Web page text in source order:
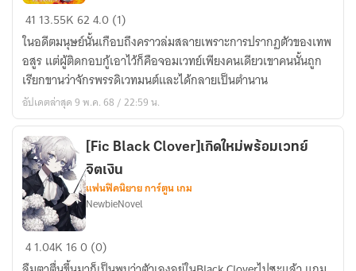
แอนตี้
คุง
(น่า
จะ
หยุด
แบบ
ไม่มี
กำ
หน
ดล่ะมั้ง?)
kamen
rider
wizard
x
black
clover
41 13.55K624.0 (1)
ในอดีตมนุษย์นั้นเกือบถึงคราวล่มสลายเพราะการปรากฏตัวของเทพ
อสูร แต่ผู้ติดกอบกู้เอาไว้ก็คือจอมเวทย์เพียงคนเดียวเขาคนนั้นถูก
เรียกขานว่าจักรพรรดิเวทมนต์และได้กลายเป็นตำนาน
อัปเดตล่าสุด 9 พ.ค. 68 / 22:59 น.
[Fic
Black
[Fic Black Clover]เกิดใหม่พร้อมเวทย์
จิตเงิน
แฟนฟิคนิยาย การ์ตูน เกม
NewbieNovel
41.04K 160 (0)